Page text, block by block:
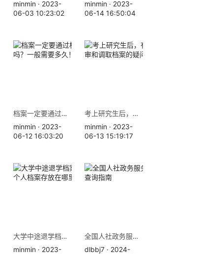
minmin · 2023-
06-03 10:23:02
minmin · 2023-
06-14 16:50:04
档案一定要通过机要转递吗？一般需要多久！
minmin · 2023-
06-12 16:03:20
考上研究生后，有关档案政审和调取档案的疑问。
minmin · 2023-
06-13 15:19:17
大学中途退学档案怎么办？个人档案存放在哪里
minmin · 2023-
全国人社政务服务平台档案查询指南
dlbbj7 · 2024-